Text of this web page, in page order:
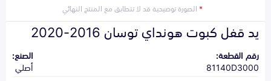
*الصورة توضيحية قد لا تتطابق مع المنتج النهائي
يد قفل كبوت هونداي توسان 2016-2020
رقم القطعة:
81140D3000
الصنع:
أصلي